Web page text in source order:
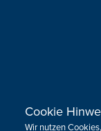
Sie
Cookie
Wir nutzen